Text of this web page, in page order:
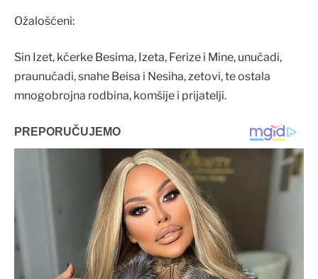
Ožalošćeni:
Sin Izet, kćerke Besima, Izeta, Ferize i Mine, unučadi,
praunučadi, snahe Beisa i Nesiha, zetovi, te ostala
mnogobrojna rodbina, komšije i prijatelji.